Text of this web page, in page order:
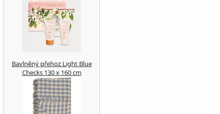
Bavlněný přehoz Light Blue
Checks 130 x 160 cm